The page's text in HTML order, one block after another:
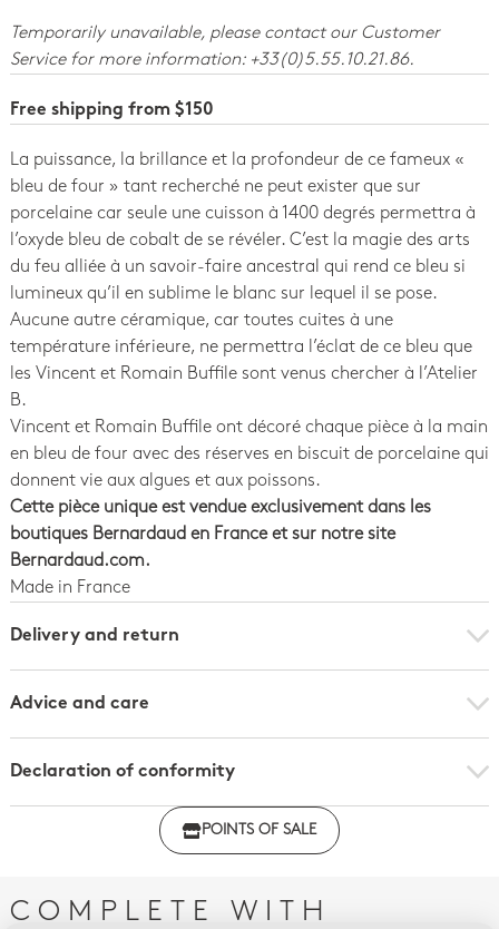
Temporarily unavailable, please contact our Customer
Service for more information: +33(0)5.55.10.21.86.
Free shipping from $150
La puissance, la brillance et la profondeur de ce fameux «
bleu de four » tant recherché ne peut exister que sur
porcelaine car seule une cuisson à 1400 degrés permettra à
l’oxyde bleu de cobalt de se révéler. C’est la magie des arts
du feu alliée à un savoir-faire ancestral qui rend ce bleu si
lumineux qu’il en sublime le blanc sur lequel il se pose.
Aucune autre céramique, car toutes cuites à une
température inférieure, ne permettra l’éclat de ce bleu que
les Vincent et Romain Buffile sont venus chercher à l’Atelier
B.
Vincent et Romain Buffile ont décoré chaque pièce à la main
en bleu de four avec des réserves en biscuit de porcelaine qui
donnent vie aux algues et aux poissons.
Cette pièce unique est vendue exclusivement dans les
boutiques Bernardaud en France et sur notre site
Bernardaud.com.
Made in France
Delivery and return
Advice and care
Declaration of conformity
Click here to download the declaration of compliance
POINTS OF SALE
COMPLETE WITH